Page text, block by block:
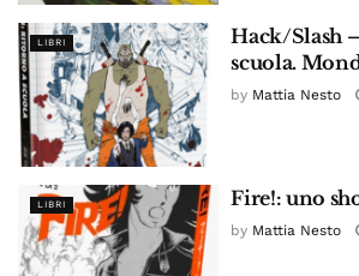
LIBRI
Hack/Slash
scuola.
by Mattia Nesto
LIBRI Fire!: uno
by Mattia Nesto